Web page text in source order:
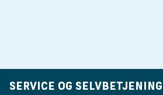
SERVICE OG SELVBETJENING